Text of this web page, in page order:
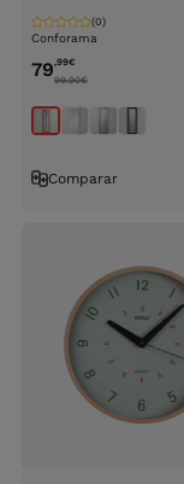
Conforama
(0)
79,99€
99.90€
Comparar